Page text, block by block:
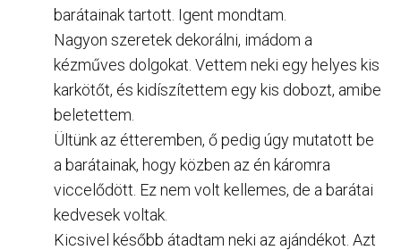
barátainak tartott. Igent mondtam.
Nagyon szeretek dekorálni, imádom a
kézműves dolgokat. Vettem neki egy helyes kis
karkötőt, és kidíszítettem egy kis dobozt, amibe
beletettem.
Ültünk az étteremben, ő pedig úgy mutatott be
a barátainak, hogy közben az én káromra
viccelődött. Ez nem volt kellemes, de a barátai
kedvesek voltak.
Kicsivel később átadtam neki az ajándékot. Azt